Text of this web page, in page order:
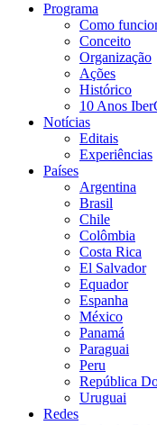
Programa
Como
Conceito
Organização
Ações
Histórico
10 Anos
Notícias
Editais
Experiências
Países
Argentina
Brasil
Chile
Colômbia
Costa Rica
El Salvador
Equador
Espanha
México
Panamá
Paraguai
Peru
República
Uruguai
Redes